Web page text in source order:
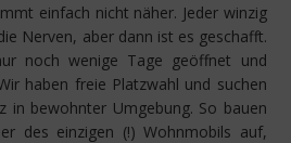
einfach nicht näher. Jeder winzig
Nerven, aber dann ist es geschafft.
noch wenige Tage geöffnet und
haben freie Platzwahl und suchen
in bewohnter Umgebung. So bauen
des einzigen (!) Wohnmobils auf,